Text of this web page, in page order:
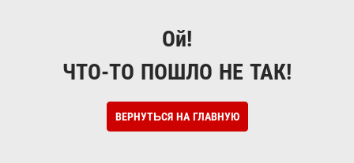
Ой!
ЧТО-ТО ПОШЛО НЕ ТАК!
ВЕРНУТЬСЯ НА ГЛАВНУЮ